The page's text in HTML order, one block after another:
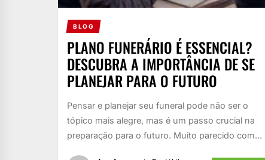
BLOG
PLANO FUNERÁRIO É ESSENCIAL?
DESCUBRA A IMPORTÂNCIA DE SE
PLANEJAR PARA O FUTURO
Pensar e planejar seu funeral pode não ser o
tópico mais alegre, mas é um passo crucial na
preparação para o futuro. Muito parecido com...